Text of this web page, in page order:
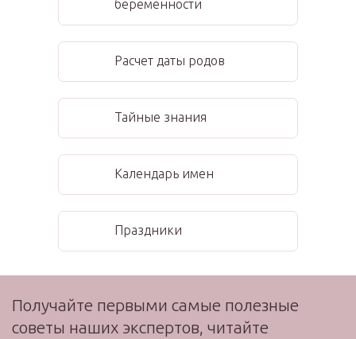
беременности
Расчет даты родов
Тайные знания
Календарь имен
Праздники
Получайте первыми самые полезные
советы наших экспертов, читайте